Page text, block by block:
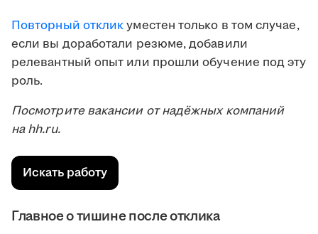
Повторный откликуместен только в том случае,
если вы доработали резюме, добавили
релевантный опыт или прошли обучение под эту
роль.
Посмотрите вакансии от надёжных компаний
на hh.ru.
Искать работу
Главное о тишине после отклика